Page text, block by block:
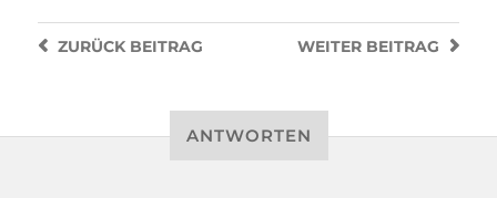
WEITER BEITRAG
ZURÜCKBEITRAG
ANTWORTEN